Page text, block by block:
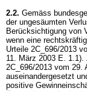
2.2. Gemäss
der ungesäumten
Berücksichtigung von
wenn eine
Urteile 2C_696/2013
11. März 2003 E.
2C_696/2013 vom 29.
auseinandergesetzt
positive